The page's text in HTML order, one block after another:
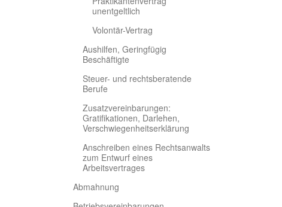
unentgeltlich
Volontär-Vertrag
Aushilfen, Geringfügig
Beschäftigte
Steuer- und rechtsberatende
Berufe
Zusatzvereinbarungen:
Gratifikationen, Darlehen,
Verschwiegenheitserklärung
Anschreiben eines Rechtsanwalts
zum Entwurf eines
Arbeitsvertrages
Abmahnung